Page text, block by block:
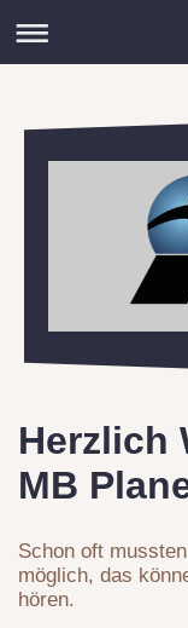
Herzlich
MB
Schon oft
möglich, das
hören.